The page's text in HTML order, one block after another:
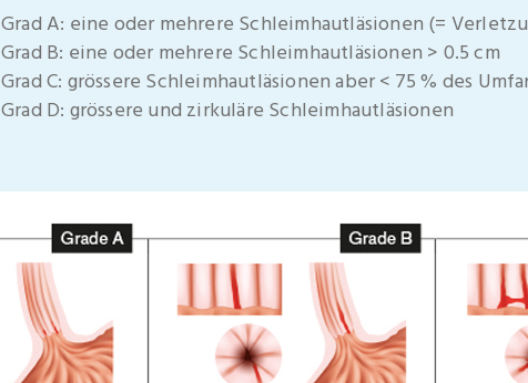
Grad A: eine oder mehrere Schleimhautläsionen (=
Grad B: eine oder mehrere Schleimhautläsionen > 0.5 cm
Grad C: grössere Schleimhautläsionen aber < 75 % des
Grad D: grössere und zirkuläre Schleimhautläsionen